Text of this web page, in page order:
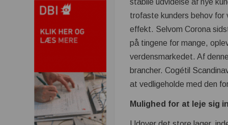
stabile udvidelse af nye
trofaste kunders behov for
effekt. Selvom Corona
på tingene for mange,
verdensmarkedet. Af
brancher. Cogétil
at vedligeholde med den
Mulighed for at leje sig